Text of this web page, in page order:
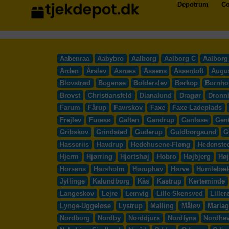
Depotrum
Aabenraa Aabybro Aalborg Aalborg C
Arden
Årslev Asnæs Assens Assentoft
Blovstrød
Bogense Bolderslev Børkop
Brovst
Christiansfeld Dianalund Dragør
Farum
Fårup Favrskov Faxe Faxe Ladeplads
Frejlev
Furesø Galten Gandrup Ganløse
Gribskov
Grindsted Guderup Guldborgsund
Hasseriis
Havdrup Hedehusene-Fløng Hedensted
Hjerm
Hjørring Hjortshøj Hobro Højbjerg
Horsens
Hørsholm Høruphav Hørve
Jyllinge
Kalundborg Kås Kastrup Kerteminde
Langeskov
Lejre Lemvig Lille Skensved
Lynge-Uggeløse
Lystrup Malling Måløv
Nordborg
Nordby Norddjurs Nordfyns